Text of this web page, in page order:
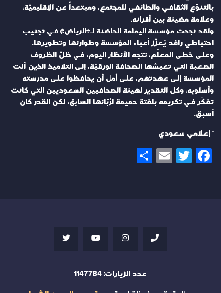
بالتنوّع الثقافي والطائفي للمجتمع، ومبتعداً عن الإقليميّة،
وعلامة مضيئة بين أقرانه.
ولقد نجحت مؤسسة اليمامة الحاضنة لـ«الرياض» في تجنيب
احتياطي رافد يُعزّز أعباء المؤسسة وطوارئها وتطويرها.
وعلى خطى المعلّم، تتجه الأنظار اليوم، في ظلّ الظروف
الصعبة التي تعيشها الصحافة الورقيّة، إلى التلاميذ الذين آلت
المؤسسة إلى عهدتهم، على أمل أن يحافظوا على مدرسته
وأسلوبه، وكل التقدير لهيئة الصحافيين السعوديين التي كانت
تفكّر في تكريمه بلفتة حميمة لرُبّانها السابق، لكن القدر كان
أسبق.
* إعلامي سعودي
Facebook
Twitter
Email
عدد الزيارات: 1147784